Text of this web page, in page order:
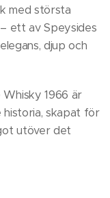
med största
ett av Speysides
djup och
1966 är
skapat för
utöver det